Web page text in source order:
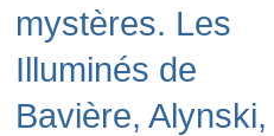
mystères. Les
Illuminés de
Bavière, Alynski,